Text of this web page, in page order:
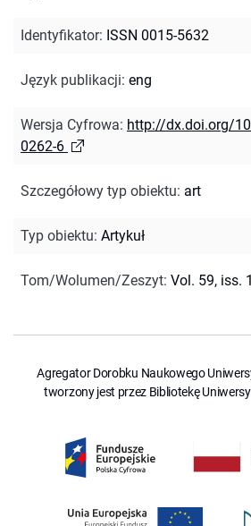
Identyfikator: ISSN 0015-5632
Język publikacji: eng
Wersja Cyfrowa: http://dx.doi.org/
0262-6
Szczegółowy typ obiektu: art
Typ obiektu: Artykuł
Tom/Wolumen/Zeszyt: Vol. 59, iss.
Agregator Dorobku Naukowego
tworzony jest przez Bibliotekę